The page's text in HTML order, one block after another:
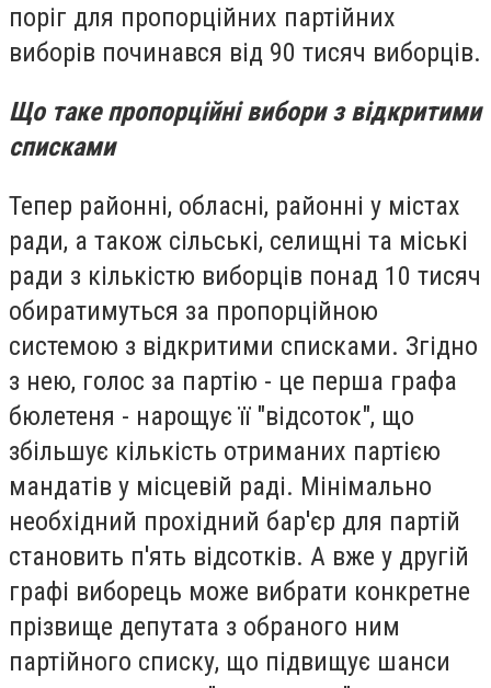
поріг для пропорційних партійних
виборів починався від 90 тисяч виборців.
Що таке пропорційні вибори з відкритими
списками
Тепер районні, обласні, районні у містах
ради, а також сільські, селищні та міські
ради з кількістю виборців понад 10 тисяч
обиратимуться за пропорційною
системою з відкритими списками. Згідно
з нею, голос за партію - це перша графа
бюлетеня - нарощує її "відсоток", що
збільшує кількість отриманих партією
мандатів у місцевій раді. Мінімально
необхідний прохідний бар'єр для партій
становить п'ять відсотків. А вже у другій
графі виборець може вибрати конкретне
прізвище депутата з обраного ним
партійного списку, що підвищує шанси